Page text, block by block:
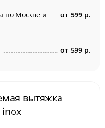
по Москве и
от 599 р.
от 599 р.
вытяжка
inox